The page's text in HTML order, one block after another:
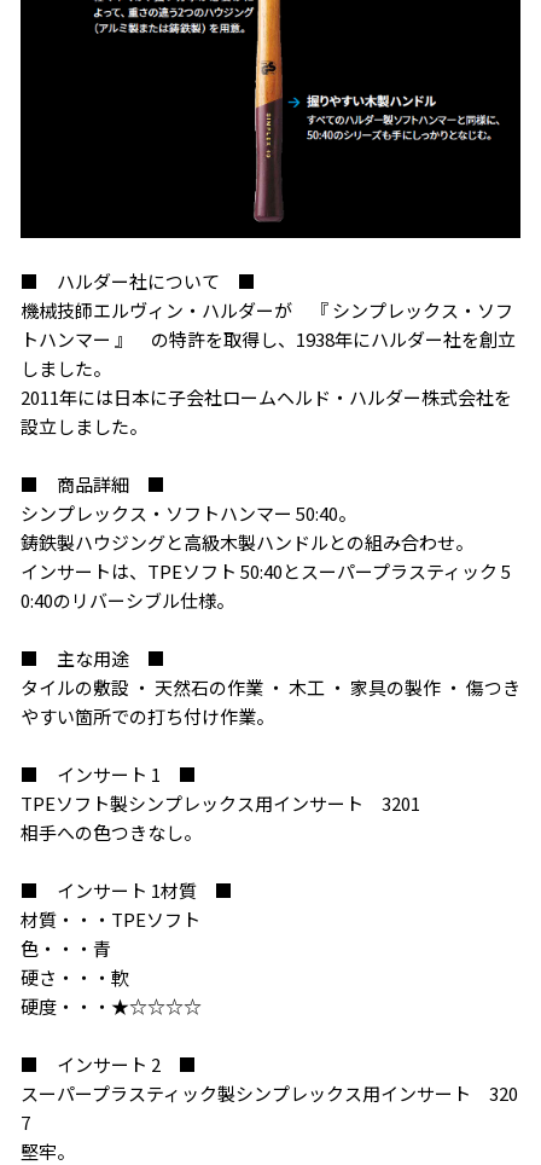
お買い物を続ける カートへ進む
■ ハルダー社について ■
機械技師エルヴィン・ハルダーが 『 シンプレックス・ソフ
トハンマー 』 の特許を取得し、1938年にハルダー社を創立
しました。
2011年には日本に子会社ロームヘルド・ハルダー株式会社を
設立しました。
■ 商品詳細 ■
シンプレックス・ソフトハンマー 50:40。
鋳鉄製ハウジングと高級木製ハンドルとの組み合わせ。
インサートは、TPEソフト 50:40とスーパープラスティック 5
0:40のリバーシブル仕様。
■ 主な用途 ■
タイルの敷設 ・ 天然石の作業 ・ 木工 ・ 家具の製作 ・ 傷つき
やすい箇所での打ち付け作業。
■ インサート 1 ■
TPEソフト製シンプレックス用インサート 3201
相手への色つきなし。
■ インサート 1材質 ■
材質・・・TPEソフト
色・・・青
硬さ・・・軟
硬度・・・★☆☆☆☆
■ インサート 2 ■
スーパープラスティック製シンプレックス用インサート 320
7
堅牢。